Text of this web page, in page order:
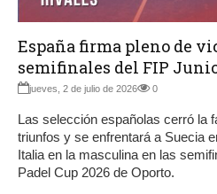
España firma pleno de
semifinales del FIP
jueves, 2 de julio de 2026 0
Las selección españolas cerró la
triunfos y se enfrentará a Suecia
Italia en la masculina en las
Padel Cup 2026 de Oporto.